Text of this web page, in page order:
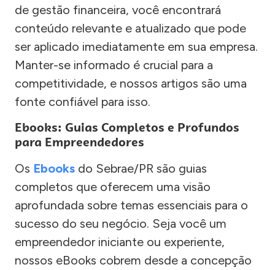
de gestão financeira, você encontrará
conteúdo relevante e atualizado que pode
ser aplicado imediatamente em sua empresa.
Manter-se informado é crucial para a
competitividade, e nossos artigos são uma
fonte confiável para isso.
Ebooks: Guias Completos e Profundos
para Empreendedores
Os Ebooks do Sebrae/PR são guias
completos que oferecem uma visão
aprofundada sobre temas essenciais para o
sucesso do seu negócio. Seja você um
empreendedor iniciante ou experiente,
nossos eBooks cobrem desde a concepção